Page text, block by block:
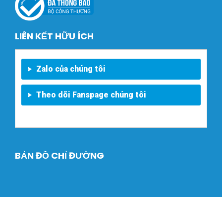
LIÊN KẾT HỮU ÍCH
Zalo của chúng tôi
Theo dõi Fanspage chúng tôi
BẢN ĐỒ CHỈ ĐƯỜNG